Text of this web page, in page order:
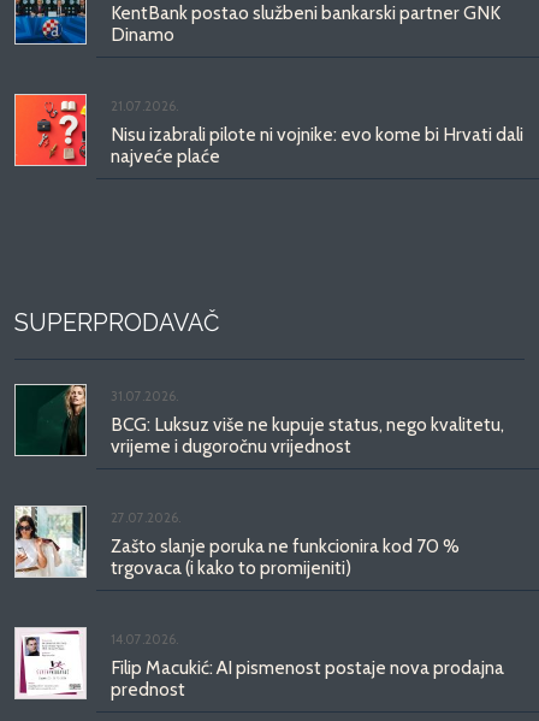
KentBank postao službeni bankarski partner GNK
Dinamo
21.07.2026.
Nisu izabrali pilote ni vojnike: evo kome bi Hrvati dali
najveće plaće
SUPERPRODAVAČ
31.07.2026.
BCG: Luksuz više ne kupuje status, nego kvalitetu,
vrijeme i dugoročnu vrijednost
27.07.2026.
Zašto slanje poruka ne funkcionira kod 70 %
trgovaca (i kako to promijeniti)
14.07.2026.
Filip Macukić: AI pismenost postaje nova prodajna
prednost